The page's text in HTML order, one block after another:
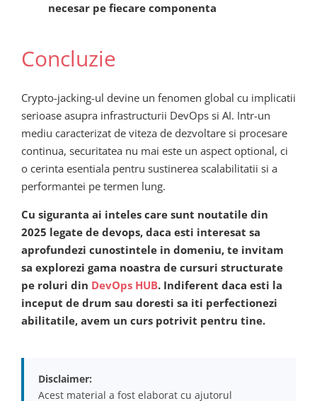
necesar pe fiecare componenta
Concluzie
Crypto-jacking-ul devine un fenomen global cu implicatii
serioase asupra infrastructurii DevOps si AI. Intr-un
mediu caracterizat de viteza de dezvoltare si procesare
continua, securitatea nu mai este un aspect optional, ci
o cerinta esentiala pentru sustinerea scalabilitatii si a
performantei pe termen lung.
Cu siguranta ai inteles care sunt noutatile din
2025 legate de devops, daca esti interesat sa
aprofundezi cunostintele in domeniu, te invitam
sa explorezi gama noastra de cursuri structurate
pe roluri din DevOps HUB. Indiferent daca esti la
inceput de drum sau doresti sa iti perfectionezi
abilitatile, avem un curs potrivit pentru tine.
Disclaimer:
Acest material a fost elaborat cu ajutorul